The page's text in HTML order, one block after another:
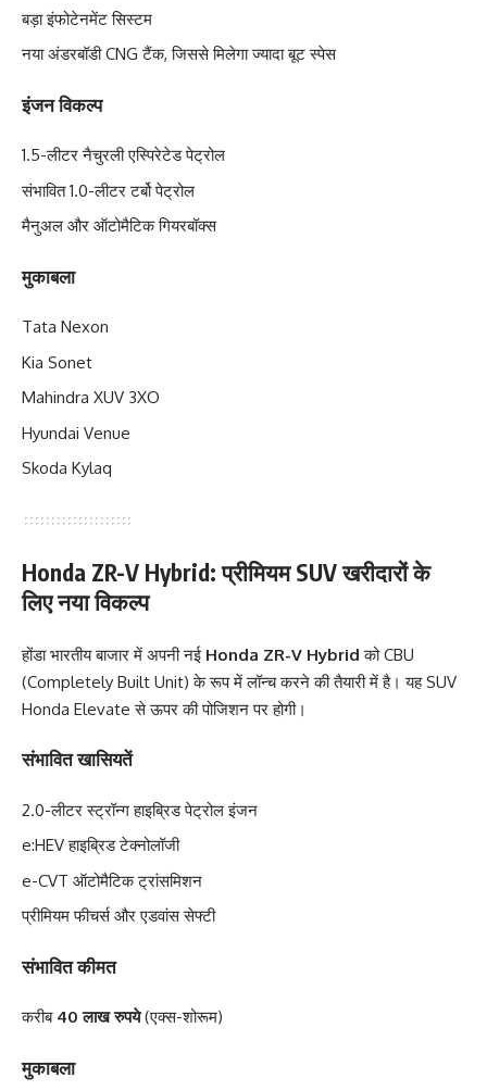
बड़ा इंफोटेनमेंट सिस्टम
नया अंडरबॉडी CNG टैंक, जिससे मिलेगा ज्यादा बूट स्पेस
इंजन विकल्प
1.5-लीटर नैचुरली एस्पिरेटेड पेट्रोल
संभावित 1.0-लीटर टर्बो पेट्रोल
मैनुअल और ऑटोमैटिक गियरबॉक्स
मुकाबला
Tata Nexon
Kia Sonet
Mahindra XUV 3XO
Hyundai Venue
Skoda Kylaq
Honda ZR-V Hybrid: प्रीमियम SUV खरीदारों के
लिए नया विकल्प
होंडा भारतीय बाजार में अपनी नई Honda ZR-V Hybrid को CBU
(Completely Built Unit) के रूप में लॉन्च करने की तैयारी में है। यह SUV
Honda Elevate से ऊपर की पोजिशन पर होगी।
संभावित खासियतें
2.0-लीटर स्ट्रॉन्ग हाइब्रिड पेट्रोल इंजन
e:HEV हाइब्रिड टेक्नोलॉजी
e-CVT ऑटोमैटिक ट्रांसमिशन
प्रीमियम फीचर्स और एडवांस सेफ्टी
संभावित कीमत
करीब 40 लाख रुपये(एक्स-शोरूम)
मुकाबला